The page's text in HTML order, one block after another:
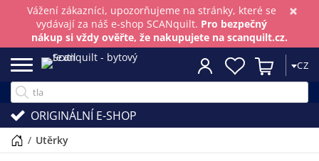
×
Vážení zákazníci, upozorňujeme na stránky, které se
vydávají za náš e-shop SCANquilt. Pro bezpečný
nákup si vždy ověřte, že nakupujete na scanquilt.cz.
CZ
ORIGINÁLNÍ E-SHOP
/ utěrky